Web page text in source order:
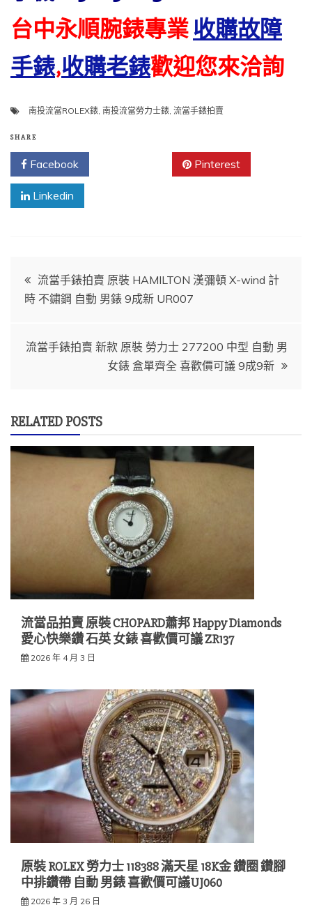
台中永順腕錶專業收購故障
手錶,收購老錶歡迎您來洽詢
南投流當ROLEX錶, 南投流當勞力士錶, 流當手錶拍賣
SHARE
Facebook Pinterest
Linkedin
文
章
導
流當手錶拍賣 原裝 HAMILTON 漢彌頓 X-wind 計
時 不鏽鋼 自動 男錶 9成新 UR007
流當手錶拍賣 新款 原裝 勞力士 277200 中型 自動 男
女錶 盒單齊全 喜歡價可議 9成9新
RELATED POSTS
流當品拍賣 原裝 CHOPARD蕭邦 Happy Diamonds
愛心快樂鑽 石英 女錶 喜歡價可議 ZR137
2026 年 4 月 3 日
原裝 ROLEX 勞力士 118388 滿天星 18K金 鑽圈 鑽腳
中排鑽帶 自動 男錶 喜歡價可議UJ060
2026 年 3 月 26 日